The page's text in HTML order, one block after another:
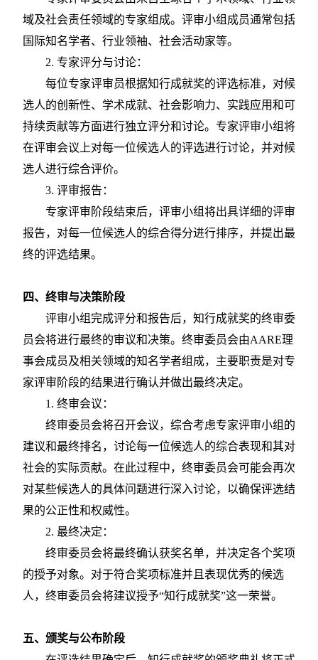
域及社会责任领域的专家组成。评审小组成员通常包括
国际知名学者、行业领袖、社会活动家等。
2. 专家评分与讨论：
每位专家评审员根据知行成就奖的评选标准，对候
选人的创新性、学术成就、社会影响力、实践应用和可
持续贡献等方面进行独立评分和讨论。专家评审小组将
在评审会议上对每一位候选人的评选进行讨论，并对候
选人进行综合评价。
3. 评审报告：
专家评审阶段结束后，评审小组将出具详细的评审
报告，对每一位候选人的综合得分进行排序，并提出最
终的评选结果。
四、终审与决策阶段
评审小组完成评分和报告后，知行成就奖的终审委
员会将进行最终的审议和决策。终审委员会由AARE理
事会成员及相关领域的知名学者组成，主要职责是对专
家评审阶段的结果进行确认并做出最终决定。
1. 终审会议：
终审委员会将召开会议，综合考虑专家评审小组的
建议和最终排名，讨论每一位候选人的综合表现和其对
社会的实际贡献。在此过程中，终审委员会可能会再次
对某些候选人的具体问题进行深入讨论，以确保评选结
果的公正性和权威性。
2. 最终决定：
终审委员会将最终确认获奖名单，并决定各个奖项
的授予对象。对于符合奖项标准并且表现优秀的候选
人，终审委员会将建议授予“知行成就奖”这一荣誉。
五、颁奖与公布阶段